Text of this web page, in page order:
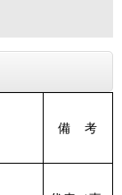
備 考